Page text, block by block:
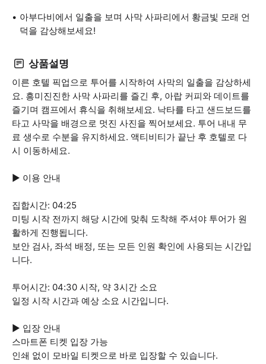
아부다비에서 일출을 보며 사막 사파리에서 황금빛 모래 언
덕을 감상해보세요!
상품설명
이른 호텔 픽업으로 투어를 시작하여 사막의 일출을 감상하세
요. 흥미진진한 사막 사파리를 즐긴 후, 아랍 커피와 데이트를
즐기며 캠프에서 휴식을 취해보세요. 낙타를 타고 샌드보드를
타고 사막을 배경으로 멋진 사진을 찍어보세요. 투어 내내 무
료 생수로 수분을 유지하세요. 액티비티가 끝난 후 호텔로 다
시 이동하세요.
▶ 이용 안내
집합시간: 04:25
미팅 시작 전까지 해당 시간에 맞춰 도착해 주셔야 투어가 원
활하게 진행됩니다.
보안 검사, 좌석 배정, 또는 모든 인원 확인에 사용되는 시간입
니다.
투어시간: 04:30 시작, 약 3시간 소요
일정 시작 시간과 예상 소요 시간입니다.
▶ 입장 안내
스마트폰 티켓 입장 가능
인쇄 없이 모바일 티켓으로 바로 입장할 수 있습니다.